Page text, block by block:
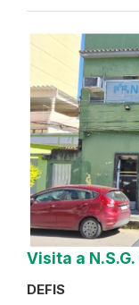
Visita a N.S.G.
DEFIS